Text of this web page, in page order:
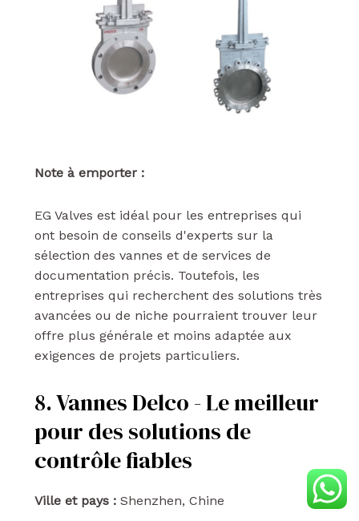
Note à emporter :
EG Valves est idéal pour les entreprises qui
ont besoin de conseils d'experts sur la
sélection des vannes et de services de
documentation précis. Toutefois, les
entreprises qui recherchent des solutions très
avancées ou de niche pourraient trouver leur
offre plus générale et moins adaptée aux
exigences de projets particuliers.
8. Vannes Delco - Le meilleur
pour des solutions de
contrôle fiables
Ville et pays :Shenzhen, Chine